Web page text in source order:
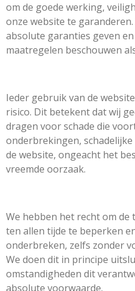
om de goede werking,
onze website te
absolute garanties geven
maatregelen beschouwen
Ieder gebruik van de
risico. Dit betekent dat wij
dragen voor schade die
onderbrekingen,
de website, ongeacht het
vreemde oorzaak.
We hebben het recht om
ten allen tijde te beperken
onderbreken, zelfs zonder
We doen dit in principe
omstandigheden dit
absolute voorwaarde.